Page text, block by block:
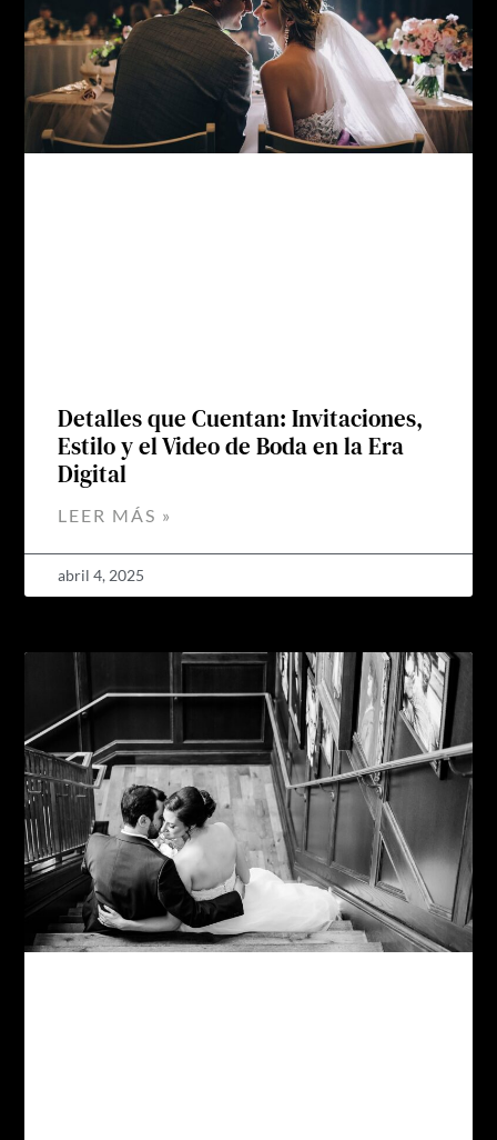
Detalles que Cuentan: Invitaciones,
Estilo y el Video de Boda en la Era
Digital
LEER MÁS »
abril 4, 2025